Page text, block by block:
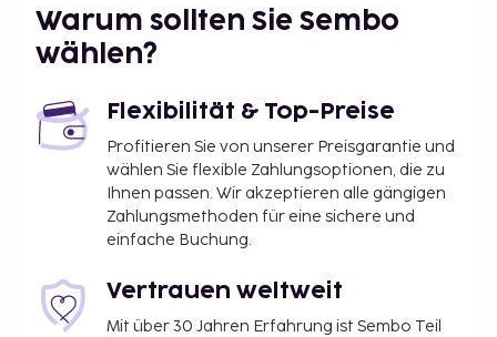
Warum sollten Sie Sembo
wählen?
Flexibilität & Top-Preise
Profitieren Sie von unserer Preisgarantie und
wählen Sie flexible Zahlungsoptionen, die zu
Ihnen passen. Wir akzeptieren alle gängigen
Zahlungsmethoden für eine sichere und
einfache Buchung.
Vertrauen weltweit
Mit über 30 Jahren Erfahrung ist Sembo Teil